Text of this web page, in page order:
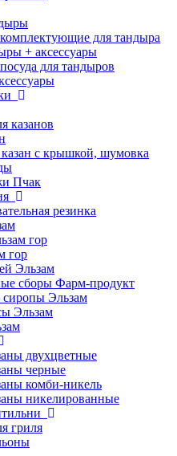
для тандыра
+ аксессуары
для тандыров
казанов
с крышкой, шумовка
Пчак
резинка
гор
гор
Эльзам
сборы Фарм-продукт
Эльзам
Эльзам
двухцветные
черные
комби-никель
никелированные
гриля